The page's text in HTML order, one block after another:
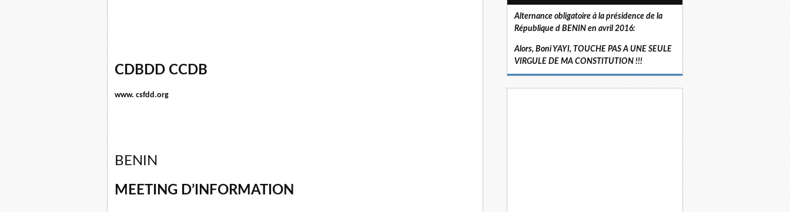
CDBDD CCDB
www. csfdd.org
BENIN
MEETING D’INFORMATION
Alternance obligatoire à la présidence de la
République d BENIN en avril 2016:
Alors, Boni YAYI, TOUCHE PAS A UNE SEULE
VIRGULE DE MA CONSTITUTION !!!